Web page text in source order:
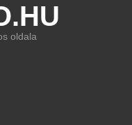
oldala